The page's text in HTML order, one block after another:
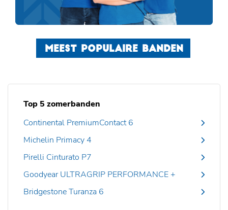
MEEST POPULAIRE BANDEN
Top 5 zomerbanden
Continental PremiumContact 6
Michelin Primacy 4
Pirelli Cinturato P7
Goodyear ULTRAGRIP PERFORMANCE +
Bridgestone Turanza 6